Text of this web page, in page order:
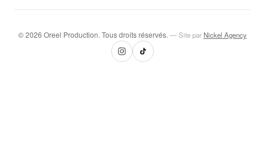
© 2026 Oreel Production. Tous droits réservés. — Site par Nickel Agency